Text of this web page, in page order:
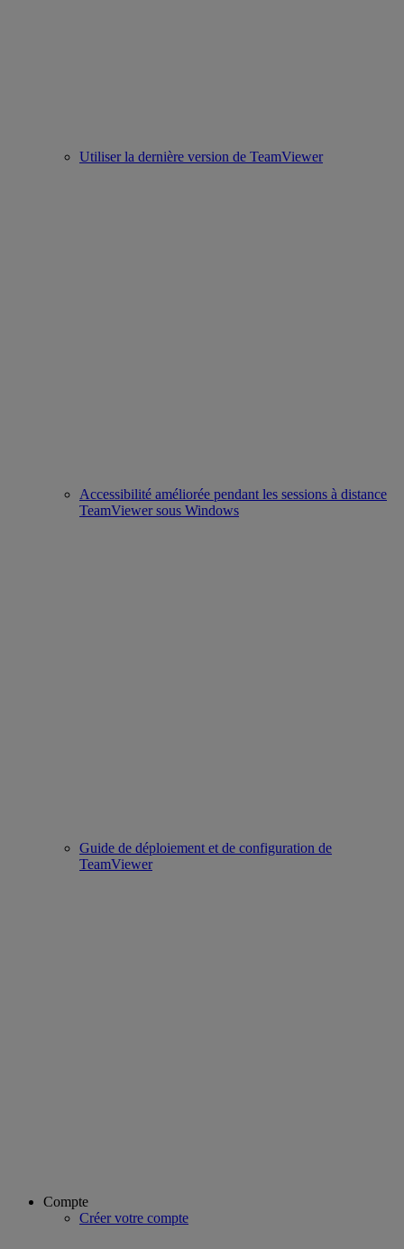
Utiliser la dernière version de TeamViewer
Accessibilité améliorée pendant les sessions à distance
TeamViewer sous Windows
Guide de déploiement et de configuration de
TeamViewer
Compte
Créer votre compte